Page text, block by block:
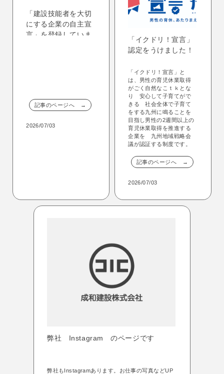
「建設技能者を大切
にする企業の自主宣
言」を登録していま
記事のページへ →
2026/07/03
「イクドリ！宣言」
認定をうけました！
「イクドリ！宣言」と
は、男性の育児休業取得
がごく自然なこｔｋとな
り 安心して子育てがで
きる 社会全体で子育て
をする九州に鳴ることを
目指し男性の2週間以上の
育児休業取得を推進する
企業を 九州地域戦略会
議が認証する制度です。
記事のページへ →
2026/07/03
弊社 Instagram のページです
弊社もInstagramあります。お仕事の写真などUP